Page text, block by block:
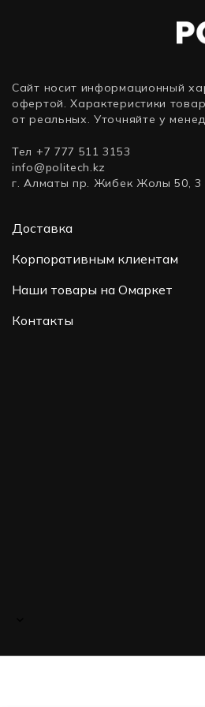
Сайт носит информационный
офертой. Характеристики
от реальных. Уточняйте у
Тел +7 777 511 3153
info@politech.kz
г. Алматы пр. Жибек Жолы 50, 3
Доставка
Корпоративным клиентам
Наши товары на Омаркет
Контакты